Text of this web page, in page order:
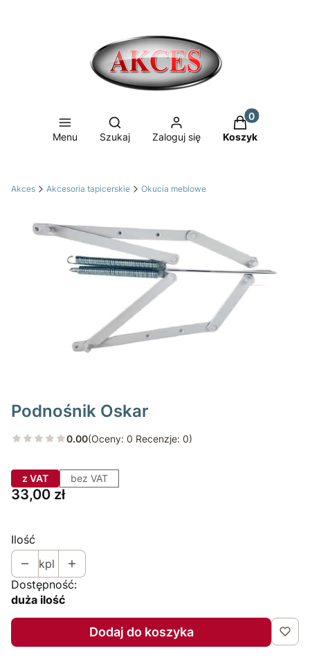
Menu
Otwórz wyszukiwarkę
Szukaj Zaloguj się
Produkty w
Koszyk
Akces Akcesoria tapicerskie Okucia meblowe
Podnośnik Oskar
0.00(Oceny: 0 Recenzje: 0)
z VAT bez VAT
Cena
33,00 zł
Ilość
kpl
Dostępność:
duża ilość
Dodaj do koszyka